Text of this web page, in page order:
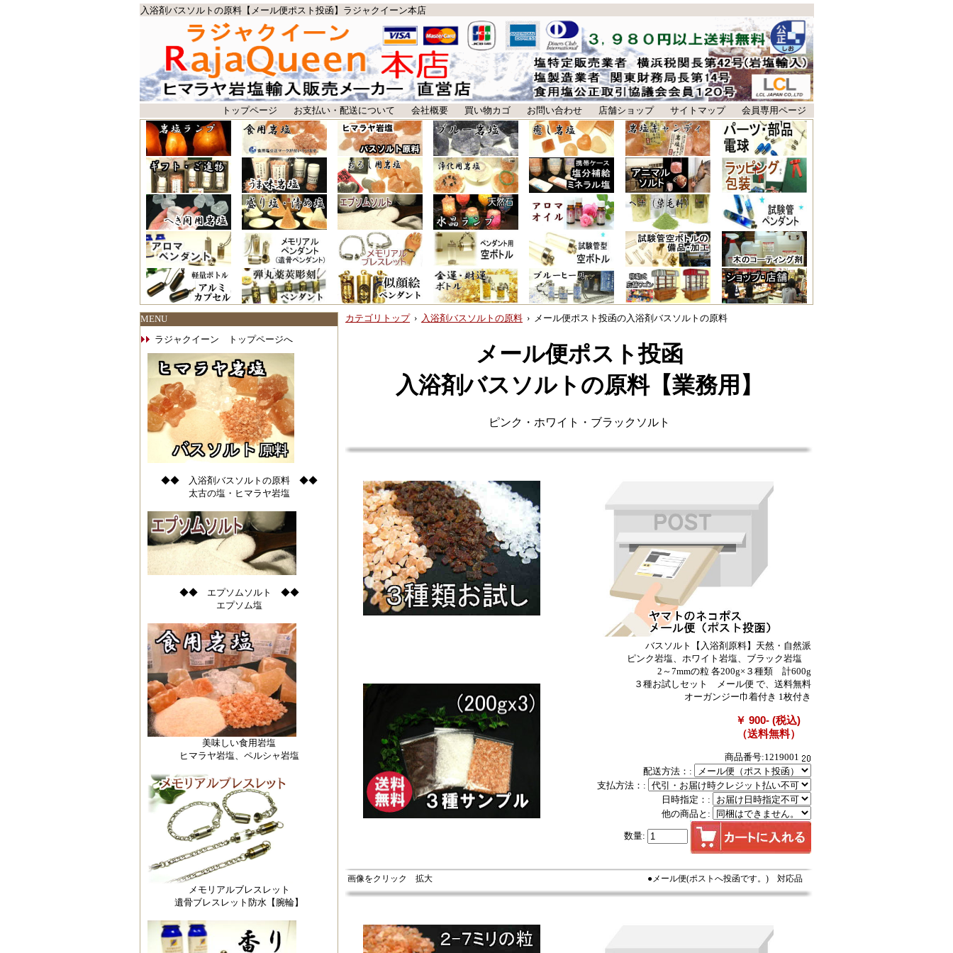
入浴剤バスソルトの原料【メール便ポスト投函】ラジャクイーン本店
トップページ お支払い・配送について 会社概要 買い物カゴ お問い合わせ 店舗ショップ サイトマップ 会員専用ページ
MENU
ラジャクイーン トップページへ
◆◆ 入浴剤バスソルトの原料 ◆◆
太古の塩・ヒマラヤ岩塩
◆◆ エプソムソルト ◆◆
エプソム塩
美味しい食用岩塩
ヒマラヤ岩塩、ペルシャ岩塩
メモリアルブレスレット
遺骨ブレスレット防水【腕輪】
カテゴリトップ› 入浴剤バスソルトの原料 › メール便ポスト投函の入浴剤バスソルトの原料
メール便ポスト投函
入浴剤バスソルトの原料【業務用】
ピンク・ホワイト・ブラックソルト
バスソルト【入浴剤原料】天然・自然派
ピンク岩塩、ホワイト岩塩、ブラック岩塩
2～7mmの粒 各200g×３種類 計600g
３種お試しセット メール便 で、送料無料
オーガンジー巾着付き 1枚付き
￥ 900- (税込)
（送料無料）
商品番号:1219001
配送方法：:
支払方法：:
日時指定：:
他の商品と:
数量:
画像をクリック 拡大 ●メール便(ポストへ投函です。) 対応品